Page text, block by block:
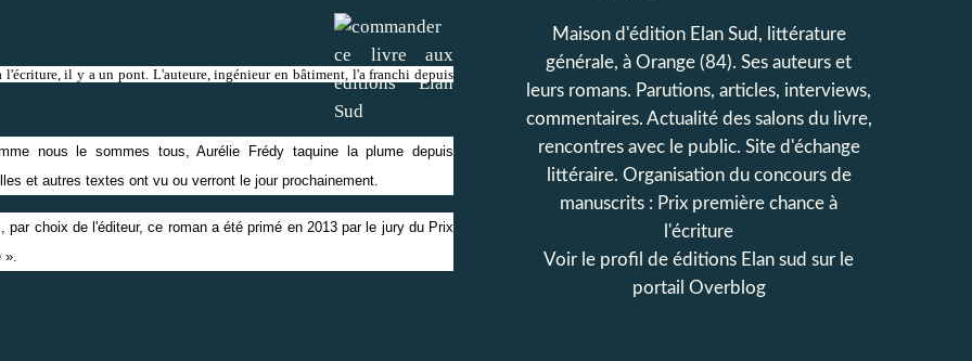
l'écriture, il y a un pont. L'auteure, ingénieur en bâtiment, l'a franchi depuis
nous le sommes tous, Aurélie Frédy taquine la plume depuis
et autres textes ont vu ou verront le jour prochainement.
par choix de l'éditeur, ce roman a été primé en 2013 par le jury du Prix
Maison d'édition Elan Sud, littérature
générale, à Orange (84). Ses auteurs et
leurs romans. Parutions, articles, interviews,
commentaires. Actualité des salons du livre,
rencontres avec le public. Site d'échange
littéraire. Organisation du concours de
manuscrits : Prix première chance à
l'écriture
Voir le profil de éditions Elan sud sur le
portail Overblog